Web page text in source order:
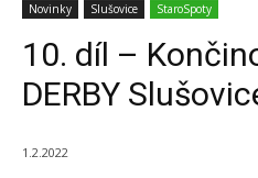
Novinky Slušovice StaroSpoty
10. díl –
DERBY
1.2.2022